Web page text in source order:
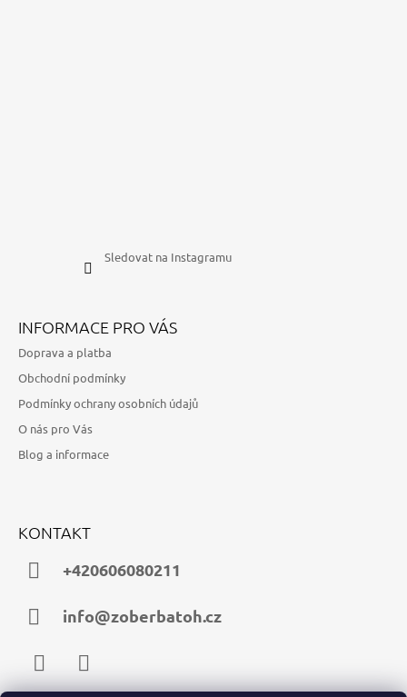
Sledovat na Instagramu
INFORMACE PRO VÁS
Doprava a platba
Obchodní podmínky
Podmínky ochrany osobních údajů
O nás pro Vás
Blog a informace
KONTAKT
+420606080211
info@zoberbatoh.cz
FacebookInstagram